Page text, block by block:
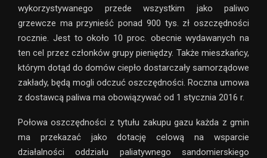
wykorzystywanego przede wszystkim jako paliwo
grzewcze ma przynieść ponad 900 tys. zł oszczędności
rocznie. Jest to około 10 proc. obecnie wydawanych na
ten cel przez członków grupy pieniędzy. Także mieszkańcy,
którym dotąd do domów ciepło dostarczały samorządowe
zakłady, będą mogli odczuć oszczędności. Roczna umowa
z dostawcą paliwa ma obowiązywać od 1 stycznia 2016 r.
Połowa oszczędności z tytułu zakupu gazu każda z gmin
ma przekazać jako dotację celową na wsparcie
działalności oddziału paliatywnego sandomierskiego